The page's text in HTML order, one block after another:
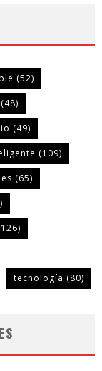
(52)
(48)
(49)
(109)
(65)
tecnología (80)